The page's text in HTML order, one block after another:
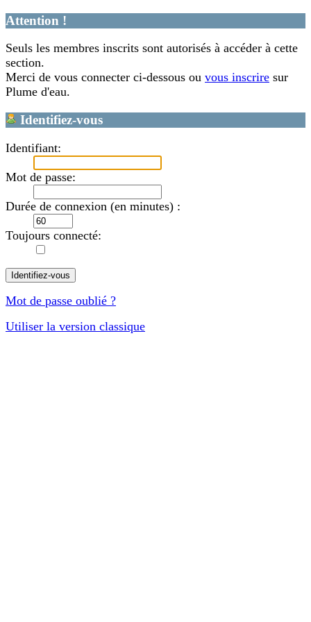
Attention !
Seuls les membres inscrits sont autorisés à accéder à cette
section.
Merci de vous connecter ci-dessous ou vous inscrire sur
Plume d'eau.
Identifiez-vous
Identifiant:
Mot de passe:
Durée de connexion (en minutes) :
Toujours connecté:
Mot de passe oublié ?
Utiliser la version classique